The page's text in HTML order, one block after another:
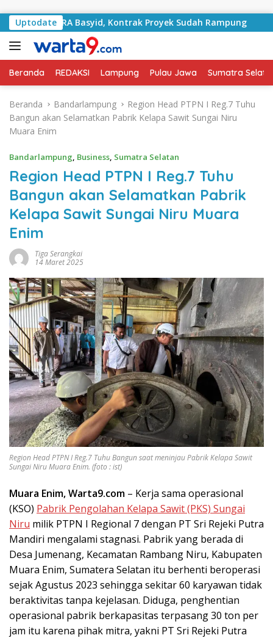
Uptodate
Basyid, Kontrak Proyek Sudah Rampung Bulan
Beranda REDAKSI Lampung Pulau Jawa Sumatra
Beranda Bandarlampung
Region Head PTPN I Reg.7 Tuhu
Bangun akan Selamatkan Pabrik Kelapa Sawit Sungai Niru
Muara Enim
Bandarlampung, Business, Sumatra Selatan
Region Head PTPN I Reg.7 Tuhu
Bangun akan Selamatkan Pabrik
Kelapa Sawit Sungai Niru Muara
Enim
Tiga Serangkai
14 Maret 2025
Region Head PTPN I Reg.7 Tuhu Bangun saat meninjau Pabrik Kelapa Sawit
Sungai Niru Muara Enim. (foto : ist)
Muara Enim, Warta9.com – Kerja sama operasional
(KSO) Pabrik Pengolahan Kelapa Sawit (PKS) Sungai
Niru milik PTPN I Regional 7 dengan PT Sri Rejeki Putra
Mandiri mengalami stagnasi. Pabrik yang berada di
Desa Jumenang, Kecamatan Rambang Niru, Kabupaten
Muara Enim, Sumatera Selatan itu berhenti beroperasi
sejak Agustus 2023 sehingga sekitar 60 karyawan tidak
beraktivitas tanpa kejelasan. Diduga, penghentian
operasional pabrik berkapasitas terpasang 30 ton per
jam itu karena pihak mitra, yakni PT Sri Rejeki Putra